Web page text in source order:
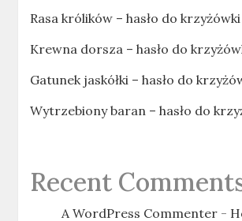
Rasa królików – hasło do krzyżówki
Krewna dorsza – hasło do
Gatunek jaskółki – hasło do
Wytrzebiony baran – hasło do
Recent
A WordPress Commenter -